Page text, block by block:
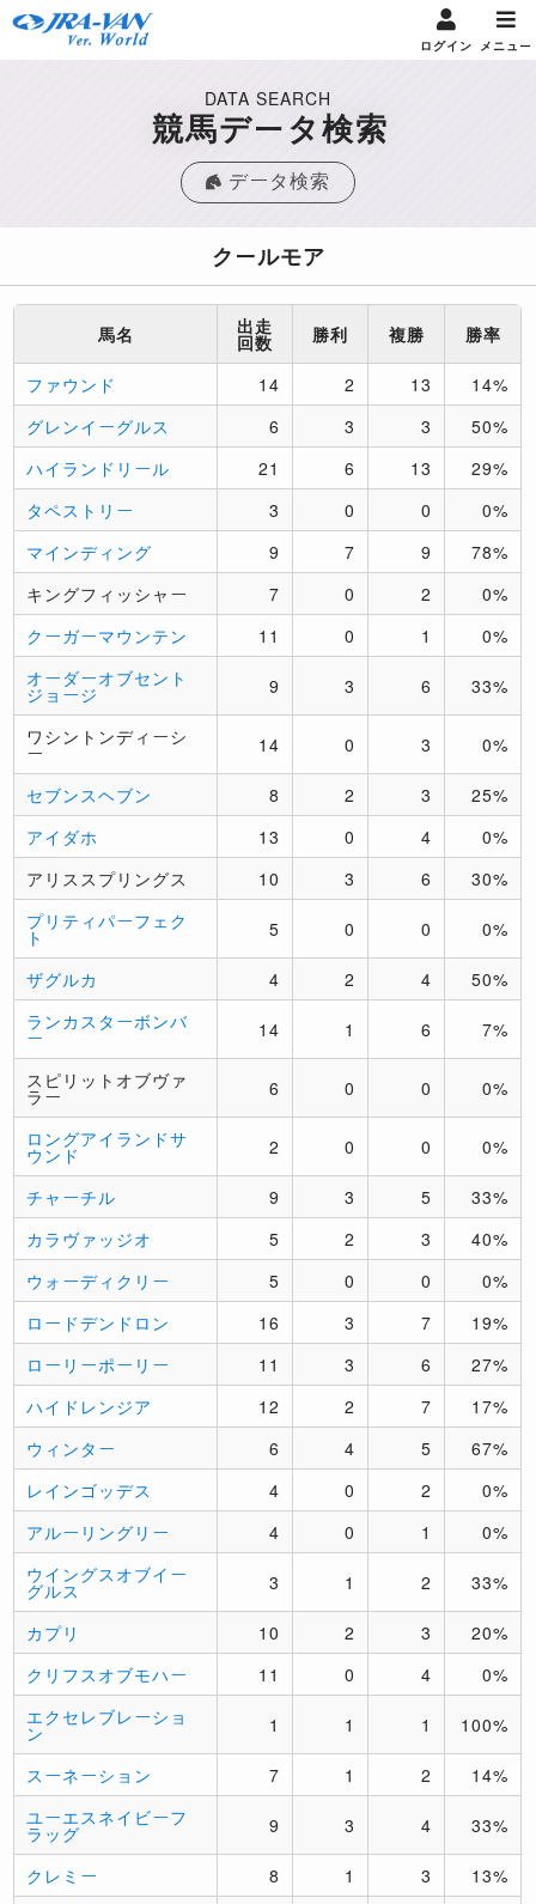
ログイン メニュー
DATA SEARCH
競馬データ検索
データ検索
クールモア
馬名 出走
回数 勝利 複勝 勝率
ファウンド 14 2 13
14%
グレンイーグルス
6 3 3
50%
ハイランドリール
21 6 13
29%
タペストリー
3 0 0
0%
マインディング
9 7 9
78%
キングフィッシャー
7 0 2
0%
クーガーマウンテン
11 0 1
0%
オーダーオブセント
ジョージ 9 3 6 33%
ワシントンディーシ
ー 14 0 3 0%
セブンスヘブン 8 2 3
25%
アイダホ
13 0 4
0%
アリススプリングス
10 3 6
30%
プリティパーフェク
ト 5 0 0 0%
ザグルカ 4 2 4
50%
ランカスターボンバ
ー 14 1 6 7%
スピリットオブヴァ
ラー 6 0 0 0%
ロングアイランドサ
ウンド 2 0 0 0%
チャーチル 9 3 5
33%
カラヴァッジオ
5 2 3
40%
ウォーディクリー
5 0 0
0%
ロードデンドロン
16 3 7
19%
ローリーポーリー
11 3 6
27%
ハイドレンジア
12 2 7
17%
ウィンター
6 4 5
67%
レインゴッデス
4 0 2
0%
アルーリングリー
4 0 1
0%
ウイングスオブイー
グルス 3 1 2 33%
カプリ 10 2 3
20%
クリフスオブモハー
11 0 4
0%
エクセレブレーショ
ン 1 1 1 100%
スーネーション 7 1 2
14%
ユーエスネイビーフ
ラッグ 9 3 4 33%
クレミー 8 1 3
13%